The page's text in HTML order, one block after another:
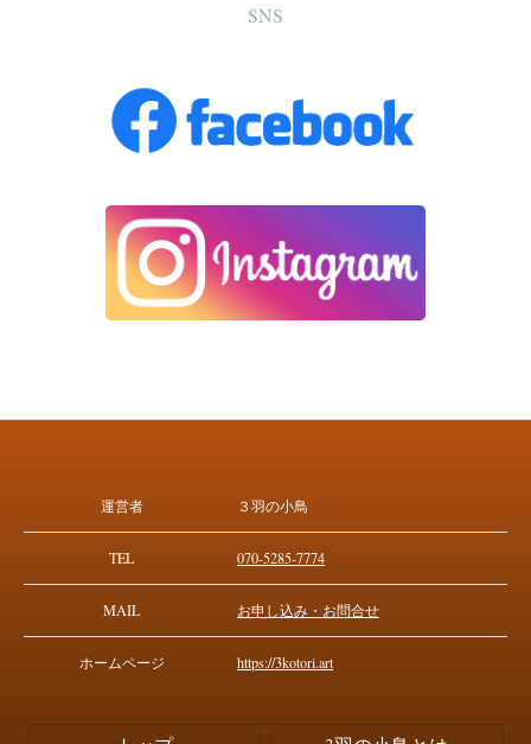
SNS
運営者 ３羽の小鳥
TEL 070-5285-7774
MAIL お申し込み・お問合せ
ホームページ https://3kotori.art